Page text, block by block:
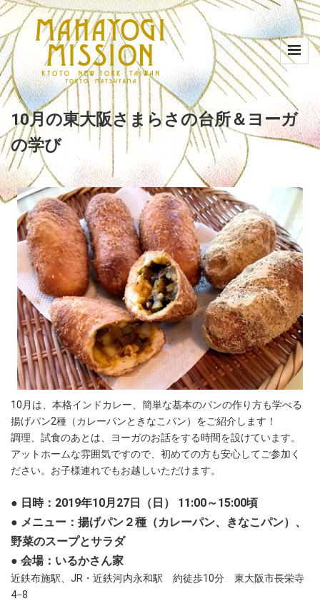
10月の東大阪さまらさの台所＆ヨーガ
の学び
10月は、本格インドカレー、簡単な基本のパンの作り方も学べる
揚げパン2種（カレーパンときなこパン）をご紹介します！
調理、試食のあとは、ヨーガのお話をする時間を設けています。
アットホームな雰囲気ですので、初めての方も安心してご参加く
ださい。お子様連れでもお越しいただけます。
● 日時：2019年10月27日（日） 11:00～15:00頃
● メニュー：揚げパン２種（カレーパン、きなこパン）、
野菜のスープとサラダ
● 会場：いるかさん家
近鉄布施駅、JR・近鉄河内永和駅 約徒歩10分 東大阪市長栄寺
4−8